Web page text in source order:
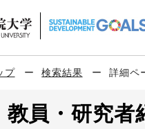
プ 検索結果 詳細ペ
教員・研究